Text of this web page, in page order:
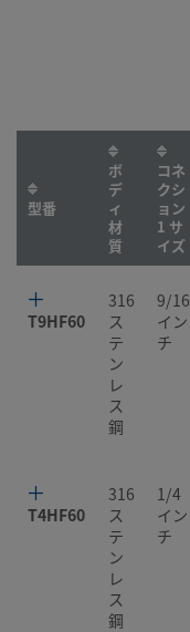
型番
ボ
デ
ィ
材
質
コネ
クシ
ョン
1 サ
イズ
T9HF60
316
ス
テ
ン
レ
ス
鋼
9/16
イン
チ
T4HF60
316
ス
テ
ン
レ
ス
鋼
1/4
イン
チ